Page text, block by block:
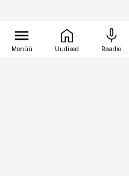
Menüü Uudised Raadio